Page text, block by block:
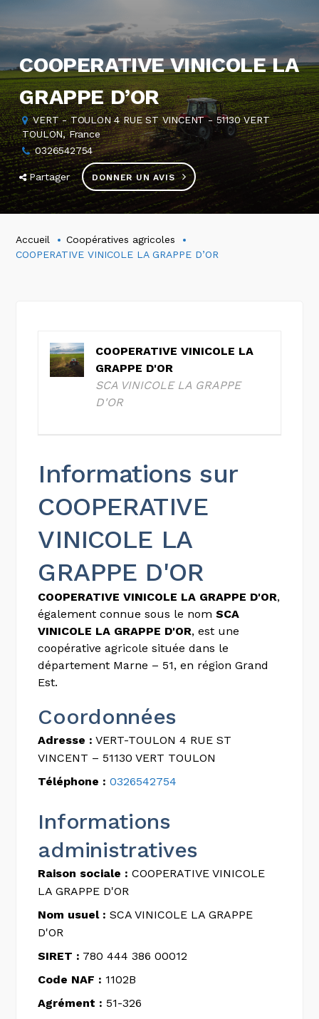
COOPERATIVE VINICOLE LA
GRAPPE D’OR
VERT - TOULON 4 RUE ST VINCENT - 51130 VERT
TOULON, France
0326542754
Partager DONNER UN AVIS
Accueil
Coopératives agricoles
COOPERATIVE VINICOLE LA GRAPPE D’OR
COOPERATIVE VINICOLE LA
GRAPPE D'OR
SCA VINICOLE LA GRAPPE
D'OR
Informations sur
COOPERATIVE
VINICOLE LA
GRAPPE D'OR
COOPERATIVE VINICOLE LA GRAPPE D'OR,
également connue sous le nomSCA
VINICOLE LA GRAPPE D'OR, est une
coopérative agricole située dans le
département Marne – 51, en région Grand
Est.
Coordonnées
Adresse : VERT-TOULON 4 RUE ST
VINCENT – 51130 VERT TOULON
Téléphone : 0326542754
Informations
administratives
Raison sociale : COOPERATIVE VINICOLE
LA GRAPPE D'OR
Nom usuel : SCA VINICOLE LA GRAPPE
D'OR
SIRET : 780 444 386 00012
Code NAF : 1102B
Agrément : 51-326